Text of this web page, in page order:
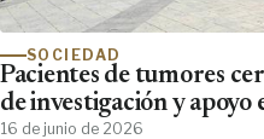
SOCIEDAD
Pacientes de tumores
de investigación y apoyo
16 de junio de 2026